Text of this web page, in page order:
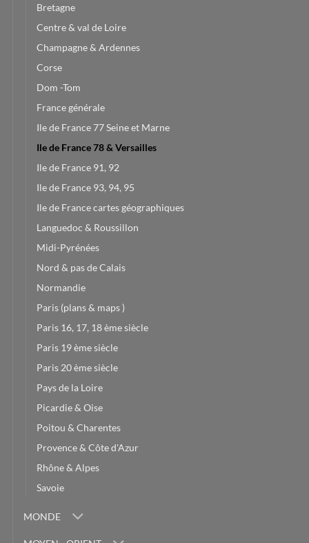
Bretagne
Centre & val de Loire
Champagne & Ardennes
Corse
Dom -Tom
France générale
Ile de France 77 Seine et Marne
Ile de France 78 & Versailles
Ile de France 91, 92
Ile de France 93, 94, 95
Ile de France cartes géographiques
Languedoc & Roussillon
Midi-Pyrénées
Nord & pas de Calais
Normandie
Paris (plans & maps )
Paris 16, 17, 18 ème siècle
Paris 19 ème siècle
Paris 20 ème siècle
Pays de la Loire
Picardie & Oise
Poitou & Charentes
Provence & Côte d'Azur
Rhône & Alpes
Savoie
MONDE